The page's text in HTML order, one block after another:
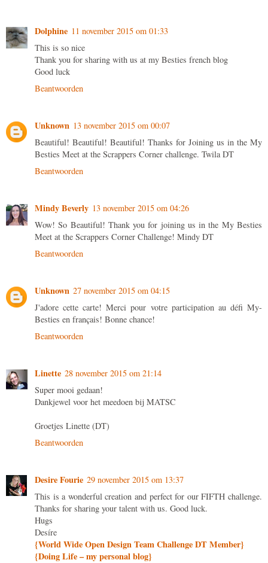
Dolphine 11 november 2015 om 01:33
This is so nice
Thank you for sharing with us at my Besties french blog
Good luck
Beantwoorden
Unknown 13 november 2015 om 00:07
Beautiful! Beautiful! Beautiful! Thanks for Joining us in the My
Besties Meet at the Scrappers Corner challenge. Twila DT
Beantwoorden
Mindy Beverly 13 november 2015 om 04:26
Wow! So Beautiful! Thank you for joining us in the My Besties
Meet at the Scrappers Corner Challenge! Mindy DT
Beantwoorden
Unknown 27 november 2015 om 04:15
J'adore cette carte! Merci pour votre participation au défi My-
Besties en français! Bonne chance!
Beantwoorden
Linette 28 november 2015 om 21:14
Super mooi gedaan!
Dankjewel voor het meedoen bij MATSC
Groetjes Linette (DT)
Beantwoorden
Desire Fourie 29 november 2015 om 13:37
This is a wonderful creation and perfect for our FIFTH challenge.
Thanks for sharing your talent with us. Good luck.
Hugs
Desíre
{World Wide Open Design Team Challenge DT Member}
{Doing Life – my personal blog}